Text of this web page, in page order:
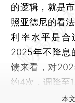
的逻辑，就是
照亚德尼的看
利率水平是合
2025年不降息
馈来看，对
约4次，调降至
本